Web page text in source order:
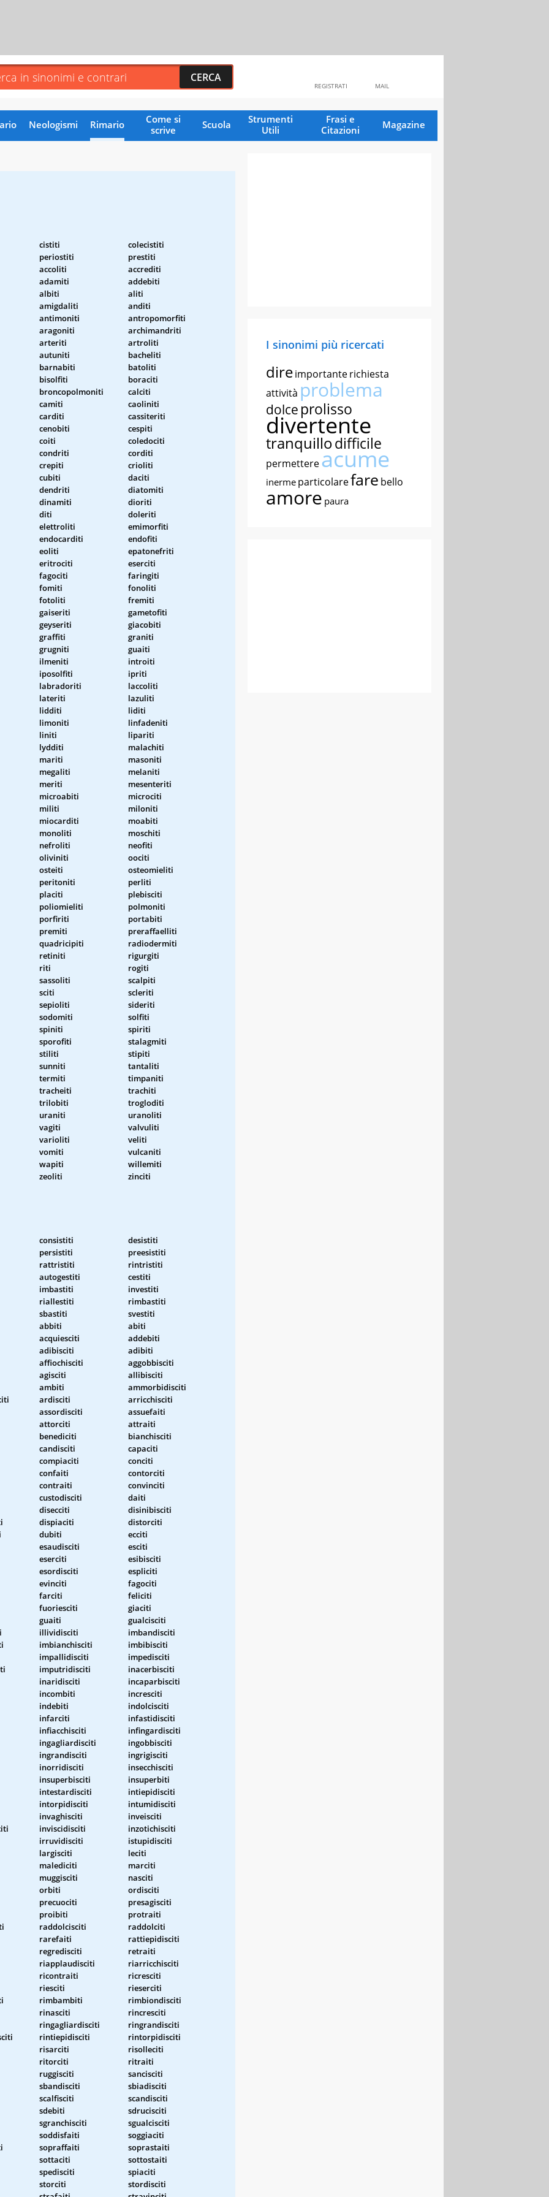
MAIL
REGISTRATI
Neologismi Rimario
Come si
scrive
Scuola
Strumenti
Utili
Frasi e
Citazioni
Magazine
cistiti
colecistiti
periostiti
prestiti
accoliti
accrediti
adamiti
addebiti
albiti
aliti
amigdaliti
anditi
antimoniti
antropomorfiti
aragoniti
archimandriti
arteriti
artroliti
autuniti
bacheliti
barnabiti
batoliti
bisolfiti
boraciti
broncopolmoniti
calciti
camiti
caoliniti
carditi
cassiteriti
cenobiti
cespiti
coiti
coledociti
condriti
corditi
crepiti
crioliti
cubiti
daciti
dendriti
diatomiti
dinamiti
dioriti
diti
doleriti
elettroliti
emimorfiti
endocarditi
endofiti
eoliti
epatonefriti
eritrociti
eserciti
fagociti
faringiti
fomiti
fonoliti
fotoliti
fremiti
gaiseriti
gametofiti
geyseriti
giacobiti
graffiti
graniti
grugniti
guaiti
ilmeniti
introiti
iposolfiti
ipriti
labradoriti
laccoliti
lateriti
lazuliti
lidditi
liditi
limoniti
linfadeniti
liniti
lipariti
lydditi
malachiti
mariti
masoniti
megaliti
melaniti
meriti
mesenteriti
microabiti
microciti
militi
miloniti
miocarditi
moabiti
monoliti
moschiti
nefroliti
neofiti
oliviniti
oociti
osteiti
osteomieliti
peritoniti
perliti
placiti
plebisciti
poliomieliti
polmoniti
porfiriti
portabiti
premiti
preraffaelliti
quadricipiti
radiodermiti
retiniti
rigurgiti
riti
rogiti
sassoliti
scalpiti
sciti
scleriti
sepioliti
sideriti
sodomiti
solfiti
spiniti
spiriti
sporofiti
stalagmiti
stiliti
stipiti
sunniti
tantaliti
termiti
timpaniti
tracheiti
trachiti
trilobiti
trogloditi
uraniti
uranoliti
vagiti
valvuliti
varioliti
veliti
vomiti
vulcaniti
wapiti
willemiti
zeoliti
zinciti
consistiti
desistiti
persistiti
preesistiti
rattristiti
rintristiti
autogestiti
cestiti
imbastiti
investiti
riallestiti
rimbastiti
sbastiti
svestiti
abbiti
abiti
acquiesciti
addebiti
adibisciti
adibiti
affiochisciti
aggobbisciti
agisciti
allibisciti
ambiti
ammorbidisciti
ardisciti
arricchisciti
assordisciti
assuefaiti
attorciti
attraiti
benediciti
bianchisciti
candisciti
capaciti
compiaciti
conciti
confaiti
contorciti
contraiti
convinciti
custodisciti
daiti
disecciti
disinibisciti
dispiaciti
distorciti
dubiti
ecciti
esaudisciti
esciti
eserciti
esibisciti
esordisciti
espliciti
evinciti
fagociti
farciti
feliciti
fuoriesciti
giaciti
guaiti
gualcisciti
illividisciti
imbandisciti
imbianchisciti
imbibisciti
impallidisciti
impedisciti
imputridisciti
inacerbisciti
inaridisciti
incaparbisciti
incombiti
incresciti
indebiti
indolcisciti
infarciti
infastidisciti
infiacchisciti
infingardisciti
ingagliardisciti
ingobbisciti
ingrandisciti
ingrigisciti
inorridisciti
insecchisciti
insuperbisciti
insuperbiti
intestardisciti
intiepidisciti
intorpidisciti
intumidisciti
invaghisciti
inveisciti
inviscidisciti
inzotichisciti
irruvidisciti
istupidisciti
largisciti
leciti
malediciti
marciti
muggisciti
nasciti
orbiti
ordisciti
precuociti
presagisciti
proibiti
protraiti
raddolcisciti
raddolciti
rarefaiti
rattiepidisciti
regredisciti
retraiti
riapplaudisciti
riarricchisciti
ricontraiti
ricresciti
riesciti
rieserciti
rimbambiti
rimbiondisciti
rinasciti
rincresciti
ringagliardisciti
ringrandisciti
rintiepidisciti
rintorpidisciti
risarciti
risolleciti
ritorciti
ritraiti
ruggisciti
sancisciti
sbandisciti
sbiadisciti
scalfisciti
scandisciti
sdebiti
sdrucisciti
sgranchisciti
sgualcisciti
soddisfaiti
soggiaciti
sopraffaiti
soprastaiti
sottaciti
sottostaiti
spedisciti
spiaciti
storciti
stordisciti
I sinonimi più ricercati
direimportanterichiesta
attività problema
dolce prolisso
divertente
tranquillodifficile
permettereacume
inerme particolarefare bello
amore paura